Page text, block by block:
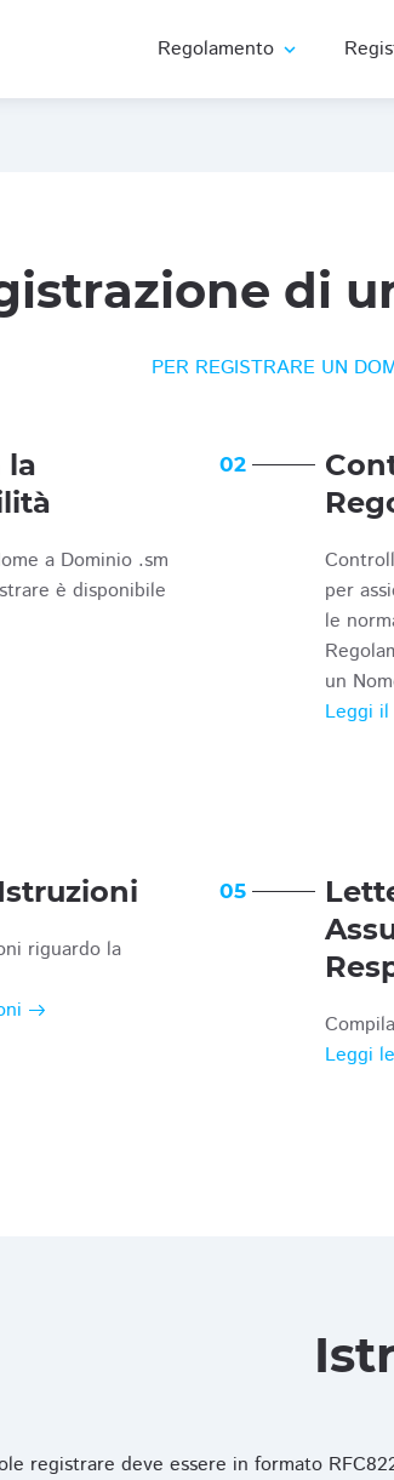
Regolamento expand_more
di
PER REGISTRARE UN
la
a Dominio .sm
è disponibile
02
per
le
un
Leggi
riguardo la
05
Leggi
registrare deve essere in formato